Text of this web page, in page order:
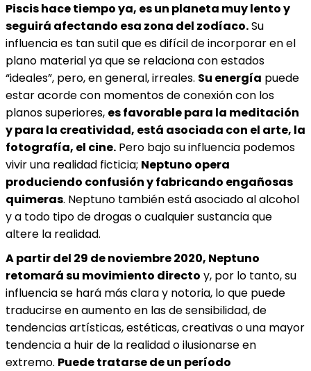
Piscis hace tiempo ya, es un planeta muy lento y
seguirá afectando esa zona del zodíaco.Su
influencia es tan sutil que es difícil de incorporar en el
plano material ya que se relaciona con estados
“ideales”, pero, en general, irreales. Su energía puede
estar acorde con momentos de conexión con los
planos superiores, es favorable para la meditación
y para la creatividad, está asociada con el arte, la
fotografía, el cine. Pero bajo su influencia podemos
vivir una realidad ficticia; Neptuno opera
produciendo confusión y fabricando engañosas
quimeras. Neptuno también está asociado al alcohol
y a todo tipo de drogas o cualquier sustancia que
altere la realidad.
A partir del 29 de noviembre 2020, Neptuno
retomará su movimiento directo y, por lo tanto, su
influencia se hará más clara y notoria, lo que puede
traducirse en aumento en las de sensibilidad, de
tendencias artísticas, estéticas, creativas o una mayor
tendencia a huir de la realidad o ilusionarse en
extremo. Puede tratarse de un período